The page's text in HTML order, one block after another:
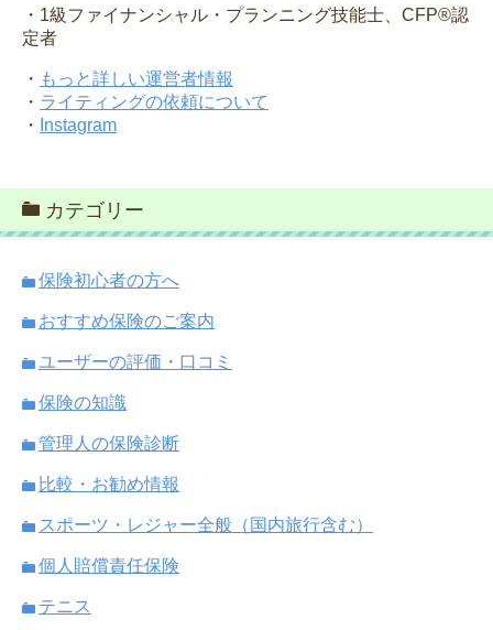
・1級ファイナンシャル・プランニング技能士、CFP®認
定者
・ もっと詳しい運営者情報
・ ライティングの依頼について
・
Instagram
カテゴリー
保険初心者の方へ
おすすめ保険のご案内
ユーザーの評価・口コミ
保険の知識
管理人の保険診断
比較・お勧め情報
スポーツ・レジャー全般（国内旅行含む）
個人賠償責任保険
テニス